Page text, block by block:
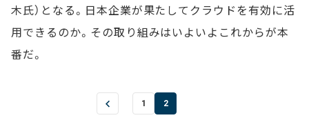
木氏）となる。日本企業が果たしてクラウドを有効に活
用できるのか。その取り組みはいよいよこれからが本
番だ。
1 2